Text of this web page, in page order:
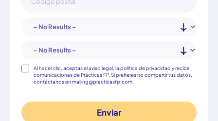
Consentimiento
Al hacer clic, aceptas el aviso legal, la política de privacidad y recibir
comunicaciones de Prácticas FP. Si prefieres no compartir tus datos,
contáctanos en mailing@practicasfp.com.